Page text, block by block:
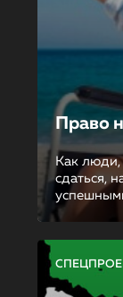
Право
Как люди,
сдаться,